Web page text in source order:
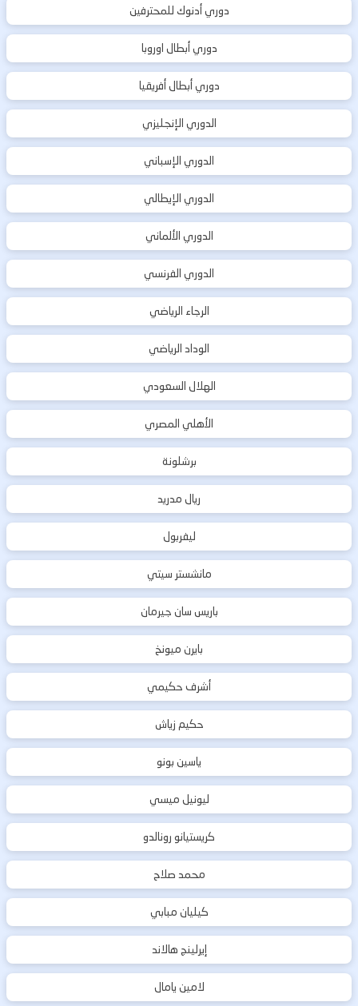
دوري أدنوك للمحترفين
دوري أبطال اوروبا
دوري أبطال أفريقيا
الدوري الإنجليزي
الدوري الإسباني
الدوري الإيطالي
الدوري الألماني
الدوري الفرنسي
الرجاء الرياضي
الوداد الرياضي
الهلال السعودي
الأهلي المصري
برشلونة
ريال مدريد
ليفربول
مانشستر سيتي
باريس سان جيرمان
بايرن ميونخ
أشرف حكيمي
حكيم زياش
ياسين بونو
ليونيل ميسي
كريستيانو رونالدو
محمد صلاح
كيليان مبابي
إيرلينج هالاند
لامين يامال